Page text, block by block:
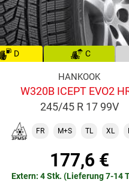
D C
HANKOOK
W320B ICEPT EVO2
245/45 R 17 99V
FR M+S TL XL
177,6 €
Extern: 4 Stk. (Lieferung 7-14